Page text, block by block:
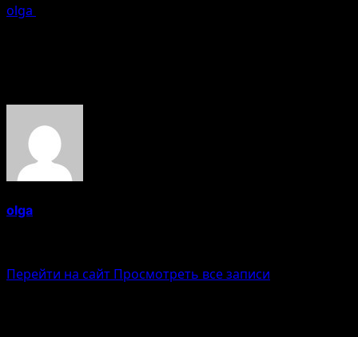
olga
olga
Перейти на сайт Просмотреть все записи